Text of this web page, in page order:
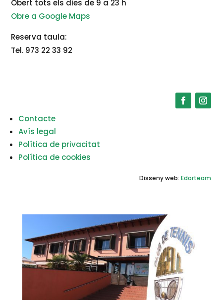
Obert tots els dies de 9 a 23 h
Obre a Google Maps
Reserva taula:
Tel. 973 22 33 92
Contacte
Avís legal
Política de privacitat
Política de cookies
Disseny web: Edorteam